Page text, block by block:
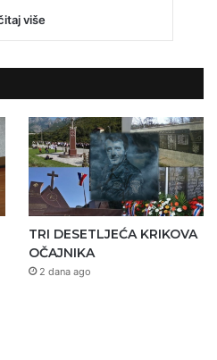
više
TRI DESETLJEĆA KRIKOVA
OČAJNIKA
2 dana ago